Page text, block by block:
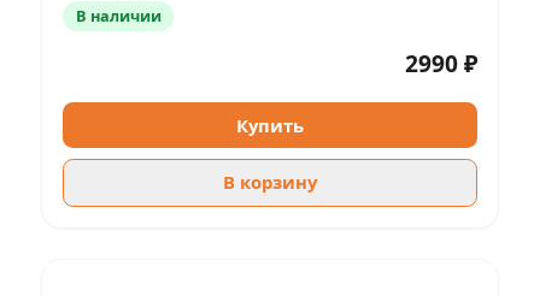
В наличии
2990 ₽
Купить
В корзину